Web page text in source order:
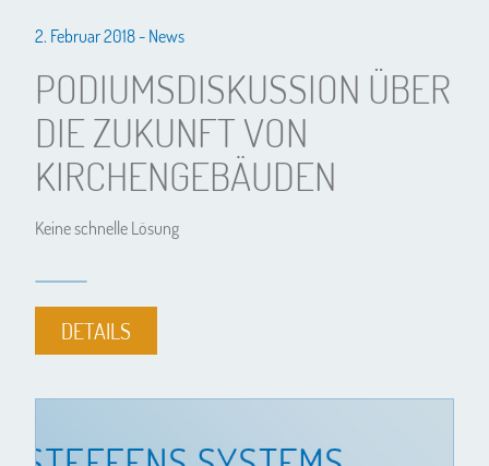
2. Februar 2018 - News
PODIUMSDISKUSSION ÜBER
DIE ZUKUNFT VON
KIRCHENGEBÄUDEN
Keine schnelle Lösung
DETAILS